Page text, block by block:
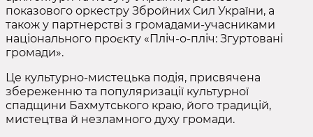
показового оркестру Збройних Сил України, а
також у партнерстві з громадами-учасниками
національного проєкту «Пліч-о-пліч: Згуртовані
громади».
Це культурно-мистецька подія, присвячена
збереженню та популяризації культурної
спадщини Бахмутського краю, його традицій,
мистецтва й незламного духу громади.